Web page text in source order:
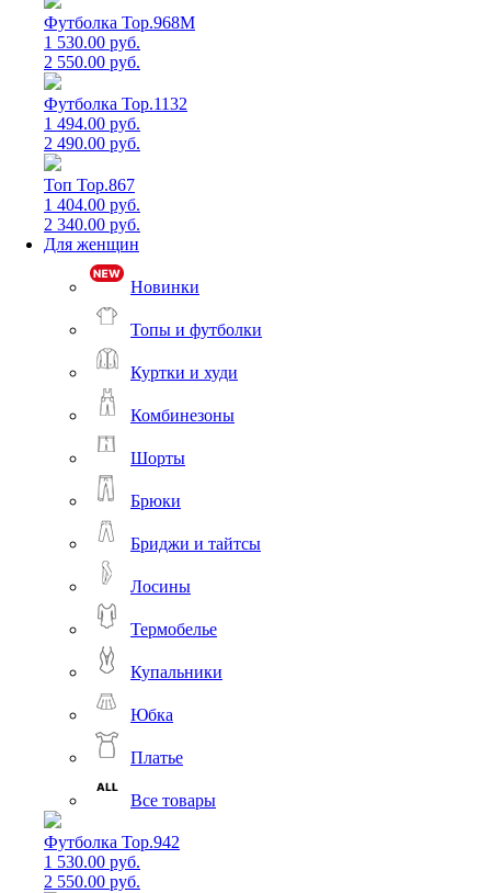
Футболка Top.968M
1 530.00 руб.
2 550.00 руб.
Футболка Top.1132
1 494.00 руб.
2 490.00 руб.
Топ Top.867
1 404.00 руб.
2 340.00 руб.
Для женщин
Новинки
Топы и футболки
Куртки и худи
Комбинезоны
Шорты
Брюки
Бриджи и тайтсы
Лосины
Термобелье
Купальники
Юбка
Платье
Все товары
Футболка Top.942
1 530.00 руб.
2 550.00 руб.